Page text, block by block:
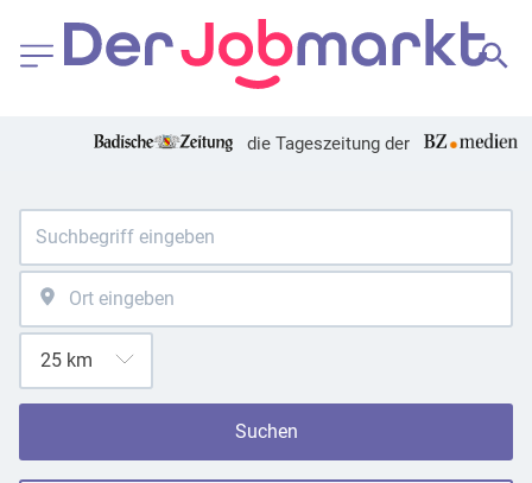
die Tageszeitung der
Suchen